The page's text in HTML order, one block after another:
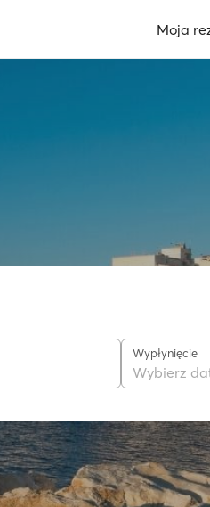
Moja
Wypłynięcie
Wybierz